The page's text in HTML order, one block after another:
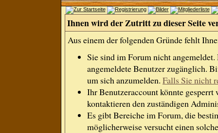
Ihnen wird der Zutritt zu dieser Seite
Aus einem der folgenden Gründe fehlt
Sie sind im Forum nicht
angemeldete Benutzer zugänglich.
um sich anzumelden. Falls Sie nicht
Ihr Benutzeraccount könnte gesperrt
kontaktieren den zuständigen
Es gibt Bereiche im Forum, die
möglicherweise versucht einen